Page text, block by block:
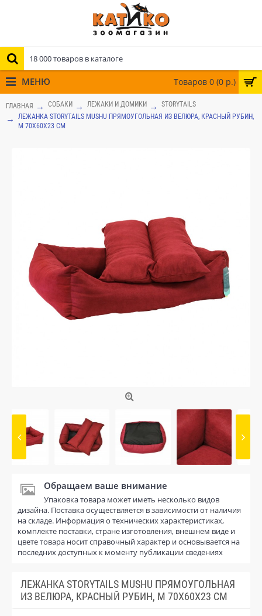
Товаров 0 (0 р.)
МЕНЮ
ГЛАВНАЯ СОБАКИ ЛЕЖАКИ И ДОМИКИ
STORYTAILS
ЛЕЖАНКА STORYTAILS MUSHU ПРЯМОУГОЛЬНАЯ ИЗ ВЕЛЮРА, КРАСНЫЙ РУБИН,
M 70X60X23 СМ
Обращаем ваше внимание
Упаковка товара может иметь несколько видов
дизайна. Поставка осуществляется в зависимости от наличия
на складе. Информация о технических характеристиках,
комплекте поставки, стране изготовления, внешнем виде и
цвете товара носит справочный характер и основывается на
последних доступных к моменту публикации сведениях
ЛЕЖАНКА STORYTAILS MUSHU ПРЯМОУГОЛЬНАЯ
ИЗ ВЕЛЮРА, КРАСНЫЙ РУБИН, M 70X60X23 СМ